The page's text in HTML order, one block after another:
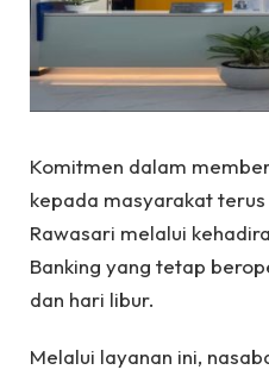
Komitmen dalam
kepada masyarakat terus
Rawasari melalui
Banking yang tetap
dan hari libur.
Melalui layanan ini,